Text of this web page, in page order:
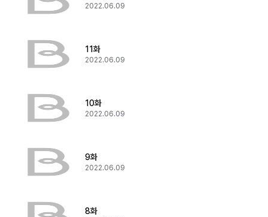
2022.06.09
11화
2022.06.09
10화
2022.06.09
9화
2022.06.09
8화